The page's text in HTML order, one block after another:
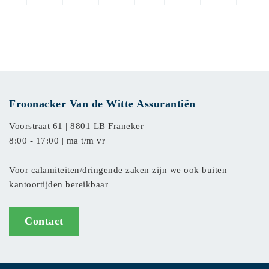
Froonacker Van de Witte Assurantiën
Voorstraat 61 | 8801 LB Franeker
8:00 - 17:00 | ma t/m vr
Voor calamiteiten/dringende zaken zijn we ook buiten
kantoortijden bereikbaar
Contact